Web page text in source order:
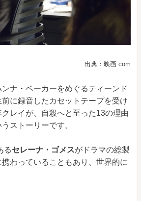
出典：映画.com
ナ・ベーカーをめぐるティーンド
に録音したカセットテープを受け
レイが、自殺へと至った13の理由
ストーリーです。
るセレーナ・ゴメスがドラマの総製
わっていることもあり、世界的に